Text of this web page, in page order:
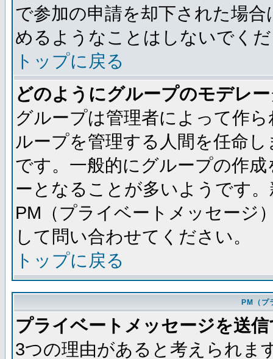
で参加の申請を却下された場
めるようなことはしないでく
トップに戻る
どのようにグループのモデレ
グループは管理者によって作
ループを管理する人間を任命
です。一般的にグループの作
ーとなることが多いようです
PM（プライベートメッセージ
して問い合わせてください。
トップに戻る
PM（プ
プライベートメッセージを送
3つの理由があると考えられま